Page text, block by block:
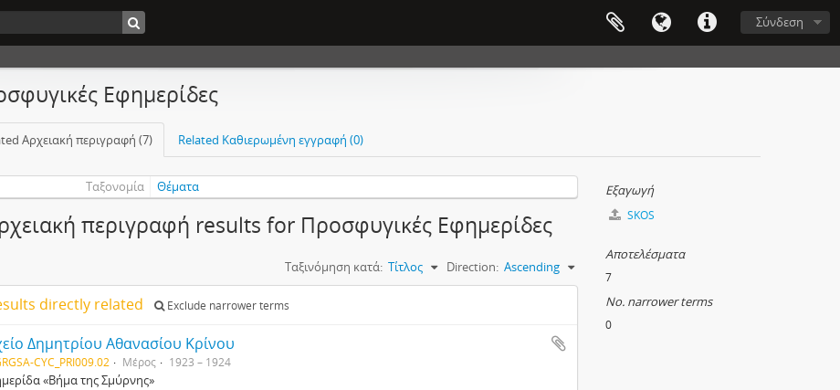
Σύνδεση
Εφημερίδες
Αρχειακή περιγραφή (7) Related Καθιερωμένη εγγραφή (0)
Ταξονομία Θέματα
περιγραφή results for Προσφυγικές Εφημερίδες
Ταξινόμηση κατά: Τίτλος Direction: Ascending
directly related Exclude narrower terms
Δημητρίου Αθανασίου Κρίνου
CYC_PRI009.02 Μέρος 1923 – 1924
«Βήμα της Σμύρνης»
Εξαγωγή
SKOS
Αποτελέσματα
7
No. narrower terms
0